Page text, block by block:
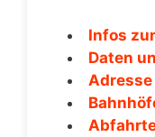
Infos
Daten